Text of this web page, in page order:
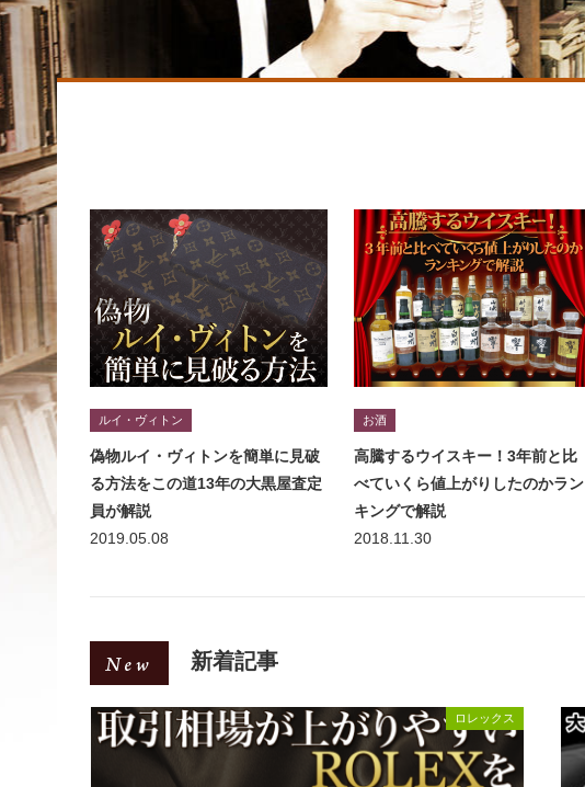
ルイ・ヴィトン
偽物ルイ・ヴィトンを簡単に見破
る方法をこの道13年の大黒屋査定
員が解説
2019.05.08
お酒
高騰するウイスキー！3年前と比
べていくら値上がりしたのかラン
キングで解説
2018.11.30
新着記事
ロレックス